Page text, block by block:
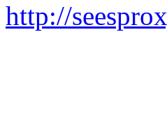
http://